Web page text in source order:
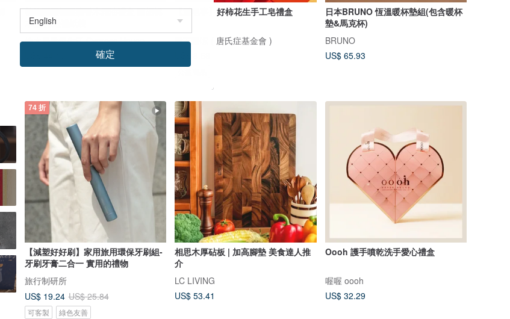
植物圖鑑橢圓擴香木精油禮盒 黑胡桃
木盒 附送禮紙袋
檜木居香氛生活 Cypress House
【愛皂事】好柿花生手工皂禮盒
愛不囉嗦 ( 唐氏症基金會 )
日本BRUNO 恆溫暖杯墊組(包含暖杯
墊&馬克杯)
BRUNO
US$ 65.93
74 折
【減塑好好刷】家用旅用環保牙刷組-
牙刷牙膏二合一 實用的禮物
旅行制研所
US$ 19.24 US$ 25.84
可客製 綠色友善
相思木厚砧板 | 加高腳墊 美食達人推
介
LC LIVING
US$ 53.41
Oooh 護手噴乾洗手愛心禮盒
喔喔 oooh
US$ 32.29
確定